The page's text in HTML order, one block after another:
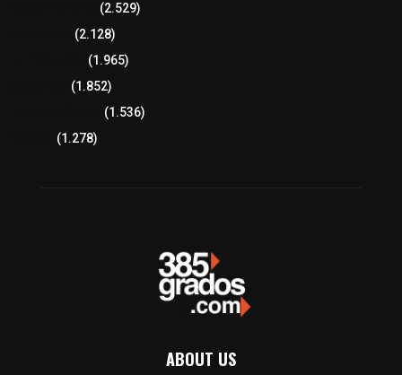
(2.529)
(2.128)
(1.965)
(1.852)
(1.536)
(1.278)
ABOUT US